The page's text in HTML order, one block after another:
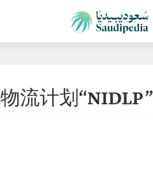
流计划“NIDLP”